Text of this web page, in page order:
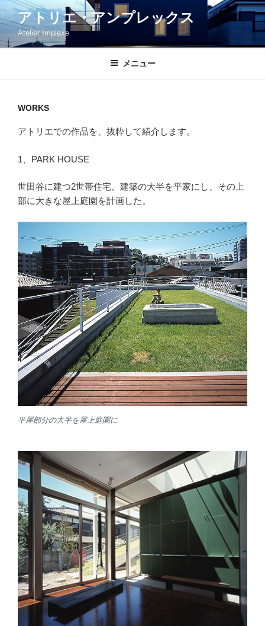
コ
ン
テ
ン
アトリエ・アンプレックス
Atelier Implexe
メニュー
WORKS
アトリエでの作品を、抜粋して紹介します。
1、PARK HOUSE
世田谷に建つ2世帯住宅。建築の大半を平家にし、その上
部に大きな屋上庭園を計画した。
平屋部分の大半を屋上庭園に